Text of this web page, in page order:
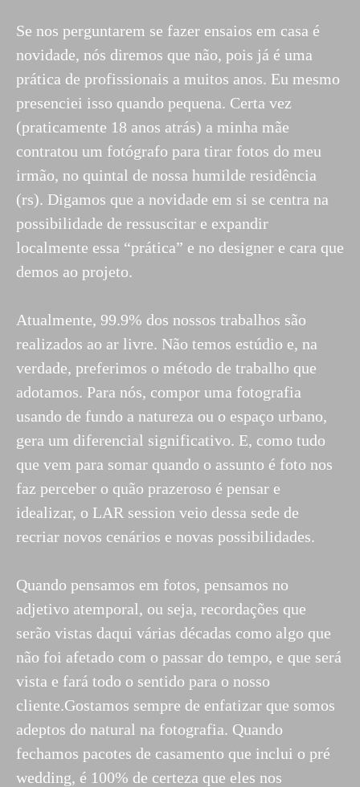
Se nos perguntarem se fazer ensaios em casa é
novidade, nós diremos que não, pois já é uma
prática de profissionais a muitos anos. Eu mesmo
presenciei isso quando pequena. Certa vez
(praticamente 18 anos atrás) a minha mãe
contratou um fotógrafo para tirar fotos do meu
irmão, no quintal de nossa humilde residência
(rs). Digamos que a novidade em si se centra na
possibilidade de ressuscitar e expandir
localmente essa “prática” e no designer e cara que
demos ao projeto.
Atualmente, 99.9% dos nossos trabalhos são
realizados ao ar livre. Não temos estúdio e, na
verdade, preferimos o método de trabalho que
adotamos. Para nós, compor uma fotografia
usando de fundo a natureza ou o espaço urbano,
gera um diferencial significativo. E, como tudo
que vem para somar quando o assunto é foto nos
faz perceber o quão prazeroso é pensar e
idealizar, o LAR session veio dessa sede de
recriar novos cenários e novas possibilidades.
Quando pensamos em fotos, pensamos no
adjetivo atemporal, ou seja, recordações que
serão vistas daqui várias décadas como algo que
não foi afetado com o passar do tempo, e que será
vista e fará todo o sentido para o nosso
cliente.Gostamos sempre de enfatizar que somos
adeptos do natural na fotografia. Quando
fechamos pacotes de casamento que inclui o pré
wedding, é 100% de certeza que eles nos